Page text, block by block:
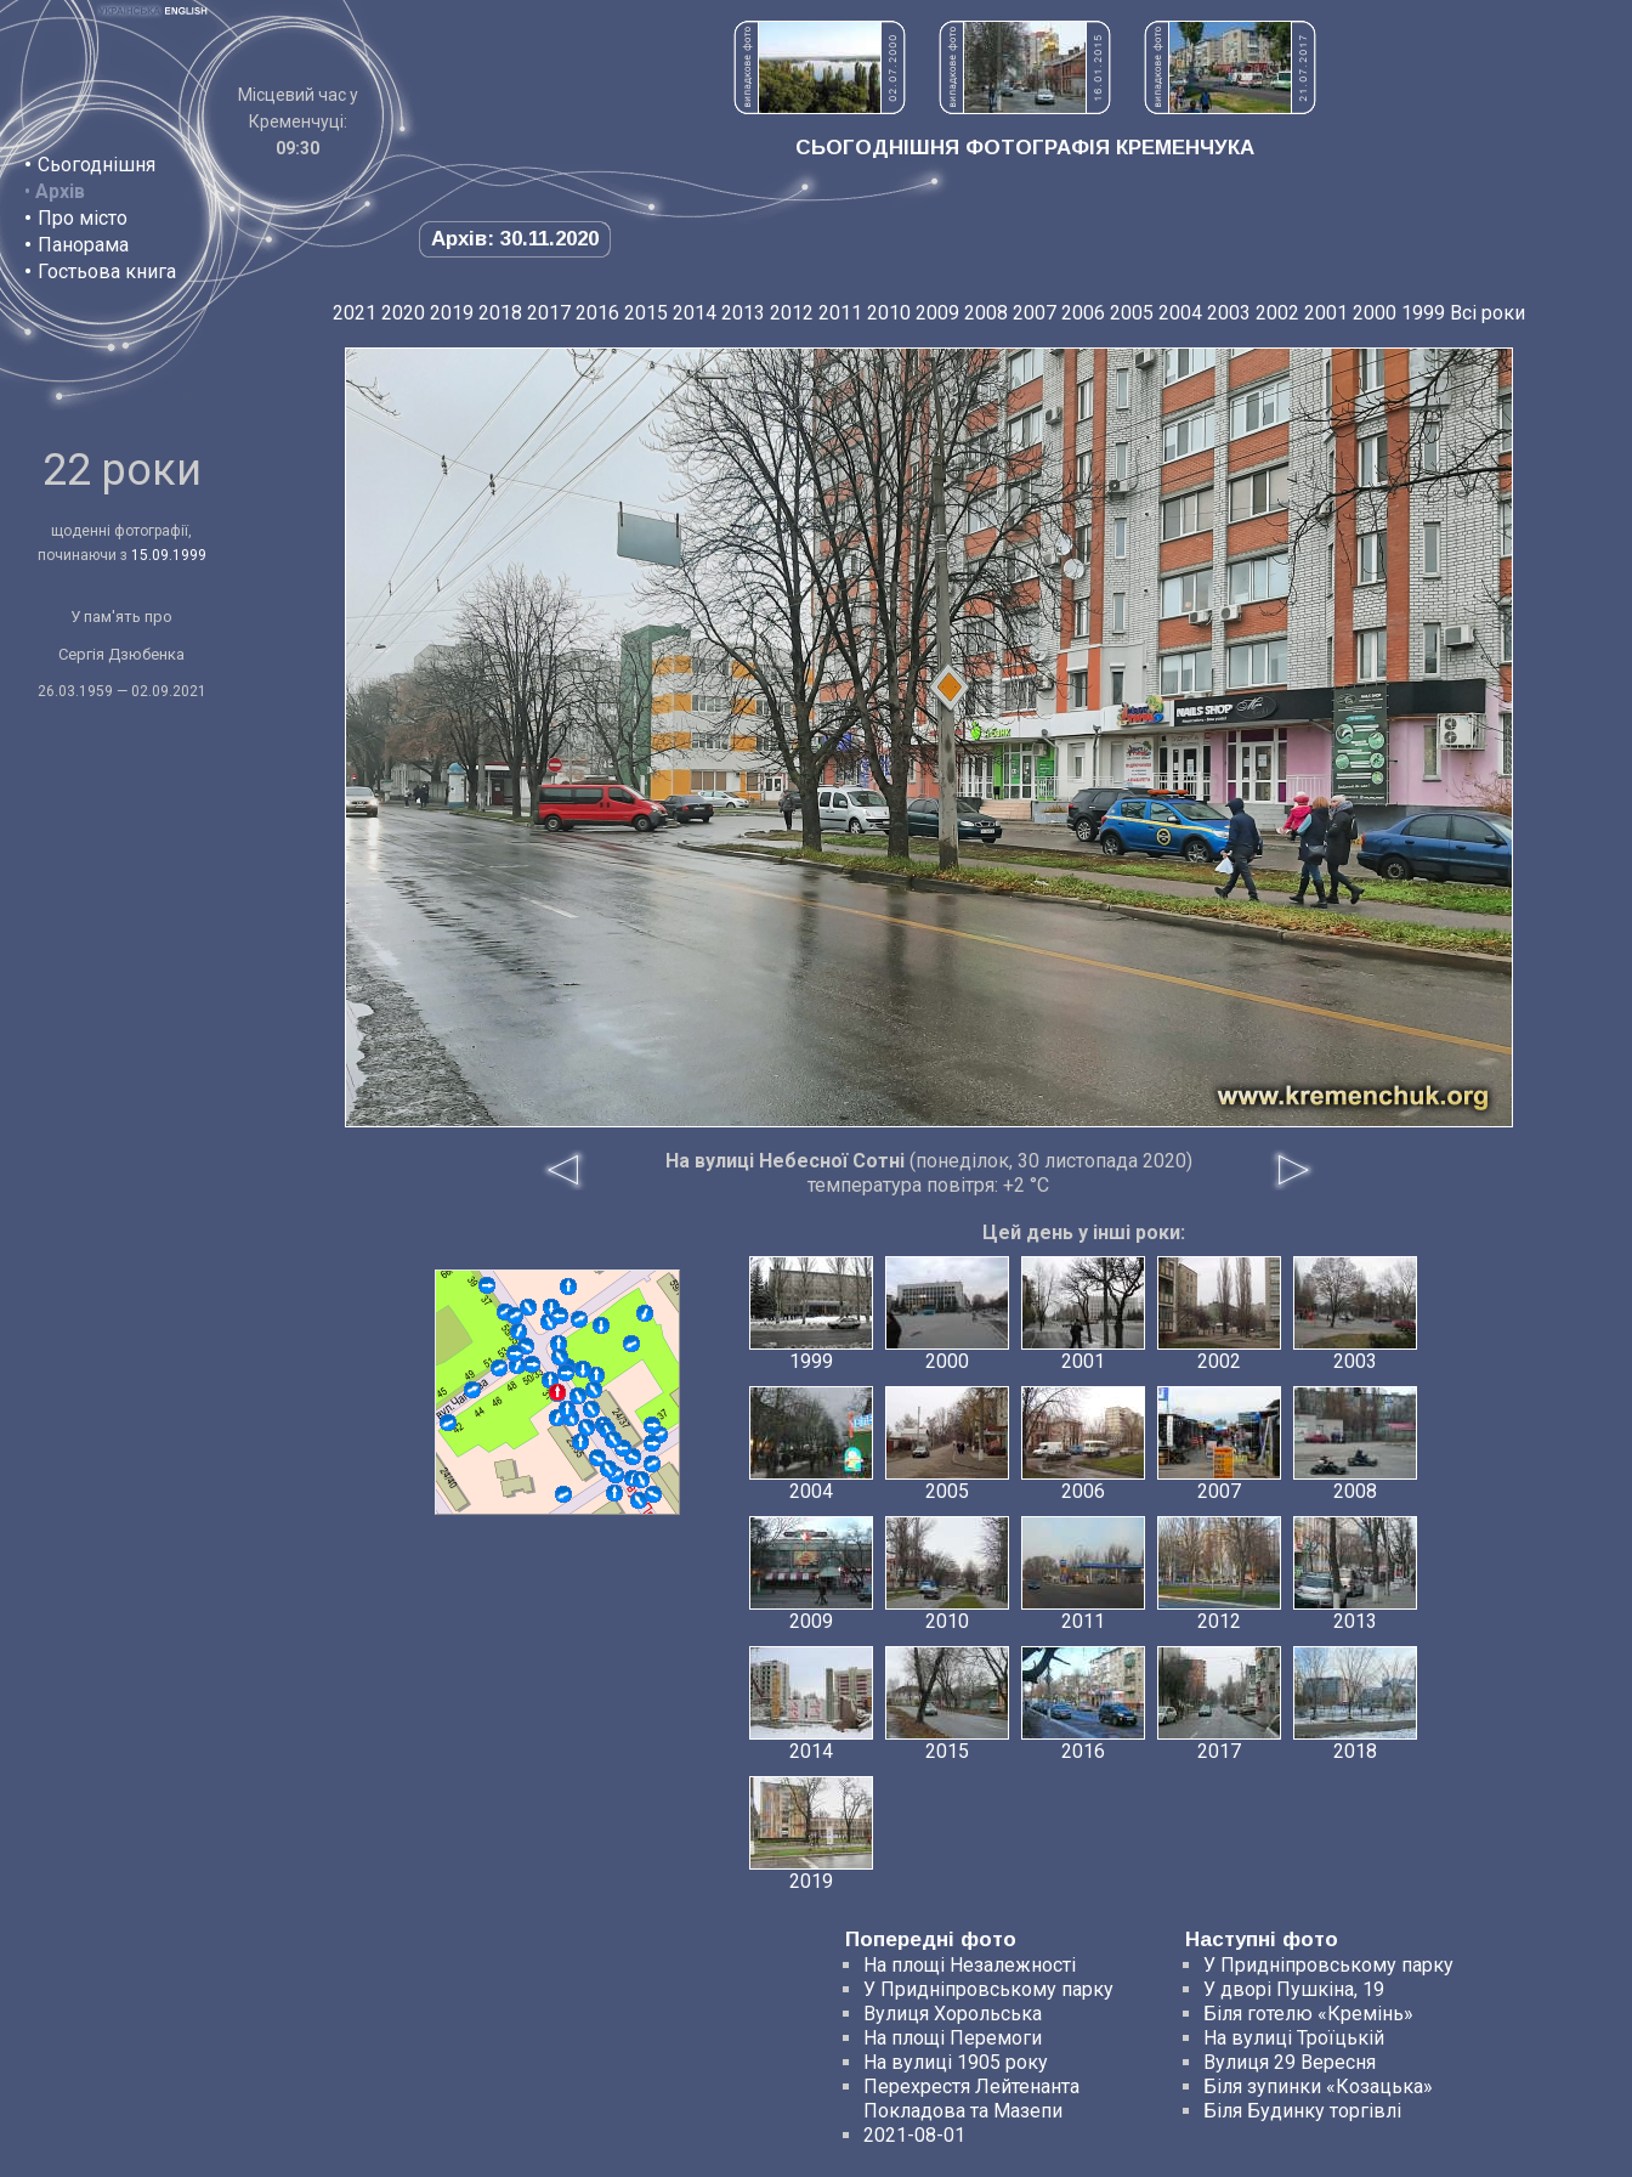
• Сьогоднішня
• Архів
• Про місто
• Панорама
• Гостьова книга
Місцевий час у
Кременчуці:
09:30
СЬОГОДНІШНЯ ФОТОГРАФІЯ КРЕМЕНЧУКА
Архів: 30.11.2020
22 роки
щоденні фотографії,
починаючи з 15.09.1999
У пам'ять про
Сергія Дзюбенка
26.03.1959 — 02.09.2021
2021 2020 2019 2018 2017 2016 2015 2014 2013 2012 2011 2010 2009 2008 2007 2006 2005 2004 2003 2002 2001 2000 1999 Всі роки
На вулиці Небесної Сотні(понеділок, 30 листопада 2020)
температура повітря: +2 °C
Цей день у інші роки:
1999 2000 2001 2002 2003
2004 2005 2006 2007 2008
2009 2010 2011 2012 2013
2014 2015 2016 2017 2018
2019
Попередні фото
Наступні фото
На площі Незалежності
У Придніпровському парку
Вулиця Хорольська
На площі Перемоги
На вулиці 1905 року
Перехрестя Лейтенанта
Покладова та Мазепи
2021-08-01
У Придніпровському парку
У дворі Пушкіна, 19
Біля готелю «Кремінь»
На вулиці Троїцькій
Вулиця 29 Вересня
Біля зупинки «Козацька»
Біля Будинку торгівлі